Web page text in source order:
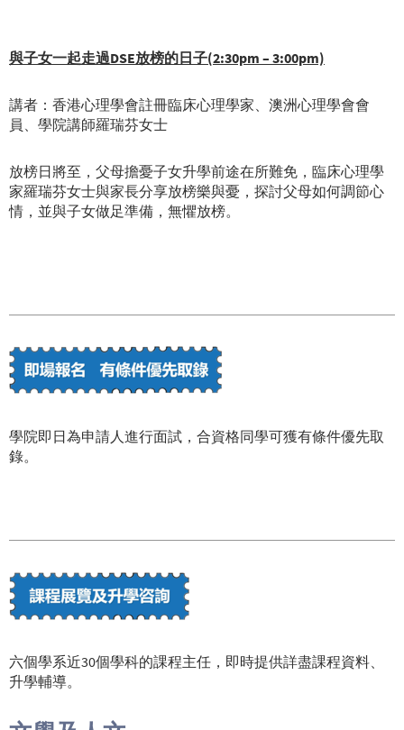
與子女一起走過DSE放榜的日子(2:30pm – 3:00pm)
講者：香港心理學會註冊臨床心理學家、澳洲心理學會會
員、學院講師羅瑞芬女士
放榜日將至，父母擔憂子女升學前途在所難免，臨床心理學
家羅瑞芬女士與家長分享放榜樂與憂，探討父母如何調節心
情，並與子女做足準備，無懼放榜。
學院即日為申請人進行面試，合資格同學可獲有條件優先取
錄。
六個學系近30個學科的課程主任，即時提供詳盡課程資料、
升學輔導。